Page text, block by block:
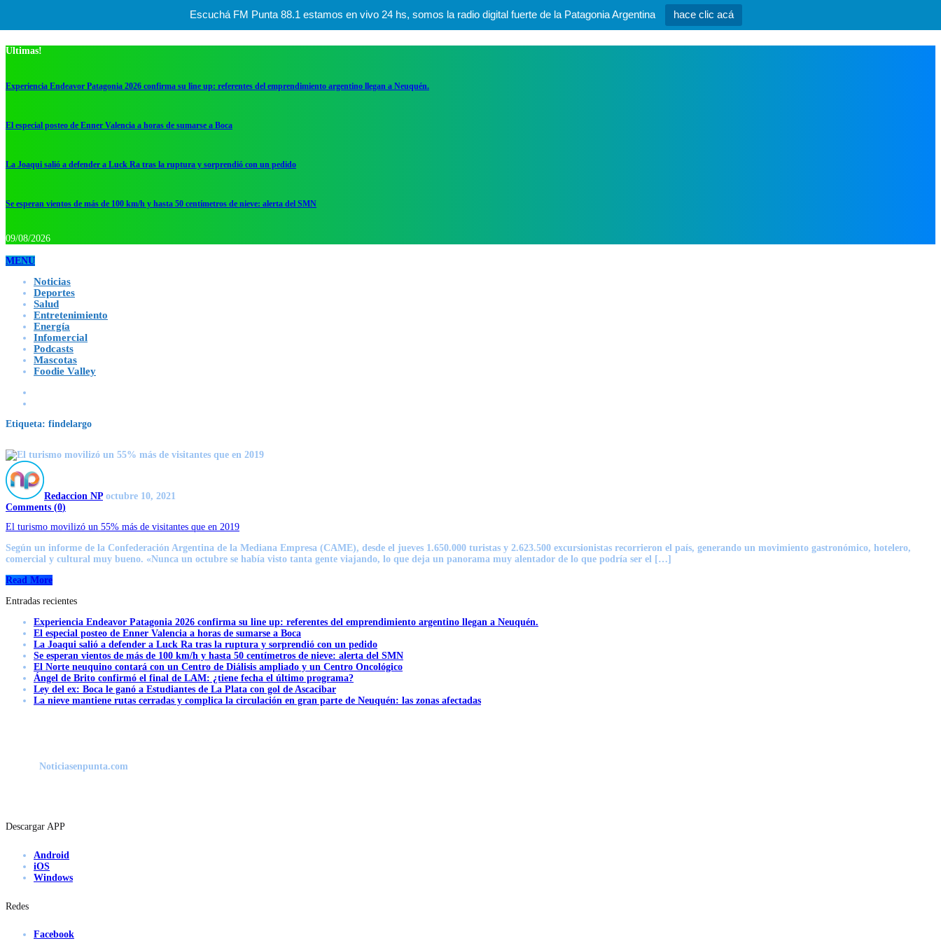
Escuchá FM Punta 88.1 estamos en vivo 24 hs, somos la radio digital fuerte de la Patagonia Argentina hace clic acá
Ultimas!
Experiencia Endeavor Patagonia 2026 confirma su line up: referentes del emprendimiento argentino llegan a Neuquén.
El especial posteo de Enner Valencia a horas de sumarse a Boca
La Joaqui salió a defender a Luck Ra tras la ruptura y sorprendió con un pedido
Se esperan vientos de más de 100 km/h y hasta 50 centímetros de nieve: alerta del SMN
09/08/2026
MENU
Noticias
Deportes
Salud
Entretenimiento
Energía
Infomercial
Podcasts
Mascotas
Foodie Valley
Etiqueta: findelargo
Redaccion NP octubre 10, 2021
Comments (0)
El turismo movilizó un 55% más de visitantes que en 2019
Según un informe de la Confederación Argentina de la Mediana Empresa (CAME), desde el jueves 1.650.000 turistas y 2.623.500 excursionistas recorrieron el país, generando un movimiento gastronómico, hotelero,
comercial y cultural muy bueno. «Nunca un octubre se había visto tanta gente viajando, lo que deja un panorama muy alentador de lo que podría ser el […]
Read More
Entradas recientes
Experiencia Endeavor Patagonia 2026 confirma su line up: referentes del emprendimiento argentino llegan a Neuquén.
El especial posteo de Enner Valencia a horas de sumarse a Boca
La Joaqui salió a defender a Luck Ra tras la ruptura y sorprendió con un pedido
Se esperan vientos de más de 100 km/h y hasta 50 centímetros de nieve: alerta del SMN
El Norte neuquino contará con un Centro de Diálisis ampliado y un Centro Oncológico
Ángel de Brito confirmó el final de LAM: ¿tiene fecha el último programa?
Ley del ex: Boca le ganó a Estudiantes de La Plata con gol de Ascacibar
La nieve mantiene rutas cerradas y complica la circulación en gran parte de Neuquén: las zonas afectadas
Noticiasenpunta.com
Descargar APP
Android
iOS
Windows
Redes
Facebook